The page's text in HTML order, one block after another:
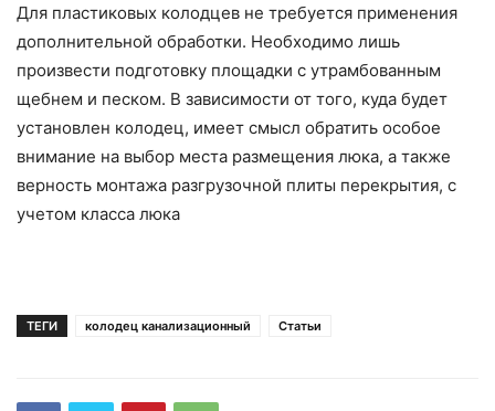
Для пластиковых колодцев не требуется применения
дополнительной обработки. Необходимо лишь
произвести подготовку площадки с утрамбованным
щебнем и песком. В зависимости от того, куда будет
установлен колодец, имеет смысл обратить особое
внимание на выбор места размещения люка, а также
верность монтажа разгрузочной плиты перекрытия, с
учетом класса люка
ТЕГИ колодец канализационный Статьи